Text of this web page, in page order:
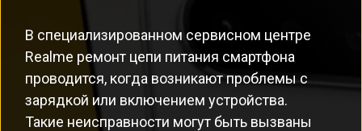
В специализированном сервисном центре
Realme ремонт цепи питания смартфона
проводится, когда возникают проблемы с
зарядкой или включением устройства.
Такие неисправности могут быть вызваны